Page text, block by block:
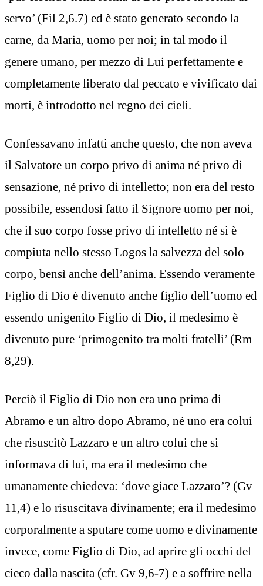
servo’ (Fil 2,6.7) ed è stato generato secondo la
carne, da Maria, uomo per noi; in tal modo il
genere umano, per mezzo di Lui perfettamente e
completamente liberato dal peccato e vivificato dai
morti, è introdotto nel regno dei cieli.
Confessavano infatti anche questo, che non aveva
il Salvatore un corpo privo di anima né privo di
sensazione, né privo di intelletto; non era del resto
possibile, essendosi fatto il Signore uomo per noi,
che il suo corpo fosse privo di intelletto né si è
compiuta nello stesso Logos la salvezza del solo
corpo, bensì anche dell’anima. Essendo veramente
Figlio di Dio è divenuto anche figlio dell’uomo ed
essendo unigenito Figlio di Dio, il medesimo è
divenuto pure ‘primogenito tra molti fratelli’ (Rm
8,29).
Perciò il Figlio di Dio non era uno prima di
Abramo e un altro dopo Abramo, né uno era colui
che risuscitò Lazzaro e un altro colui che si
informava di lui, ma era il medesimo che
umanamente chiedeva: ‘dove giace Lazzaro’? (Gv
11,4) e lo risuscitava divinamente; era il medesimo
corporalmente a sputare come uomo e divinamente
invece, come Figlio di Dio, ad aprire gli occhi del
cieco dalla nascita (cfr. Gv 9,6-7) e a soffrire nella